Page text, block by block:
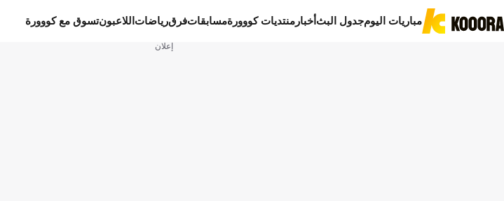
مباريات اليومجدول البثأخبار منتديات كووورةمسابقاتفرقرياضات اللاعبونتسوق مع كووورة
إعلان